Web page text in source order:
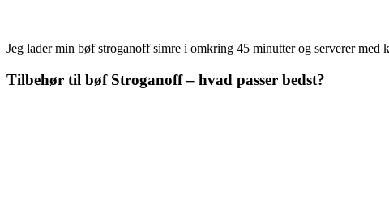
Jeg lader min bøf stroganoff simre i omkring 45 minutter og serverer
Tilbehør til bøf Stroganoff – hvad passer bedst?